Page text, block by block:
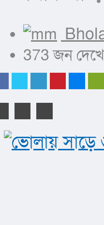
373 জন